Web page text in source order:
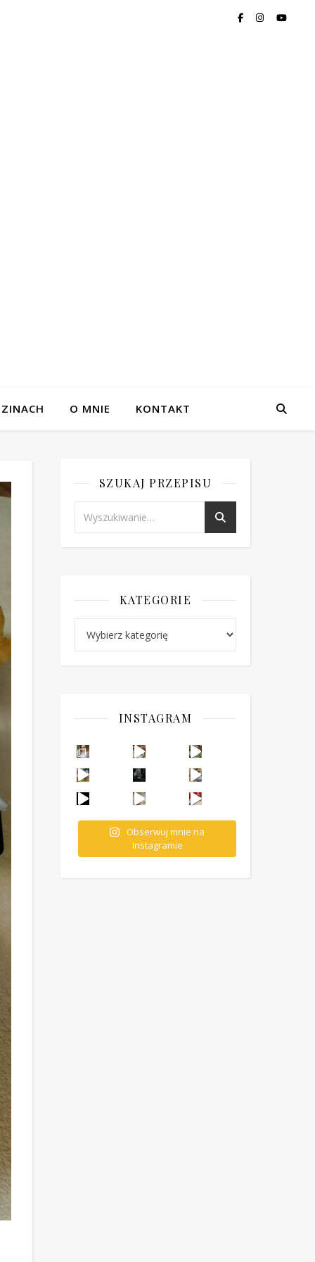
O MNIE KONTAKT
SZUKAJ PRZEPISU
KATEGORIE
INSTAGRAM
Ten deser to prawdziwy HIT PRL-u! Wafle przełożo
Obserwuj mnie na
Instagramie